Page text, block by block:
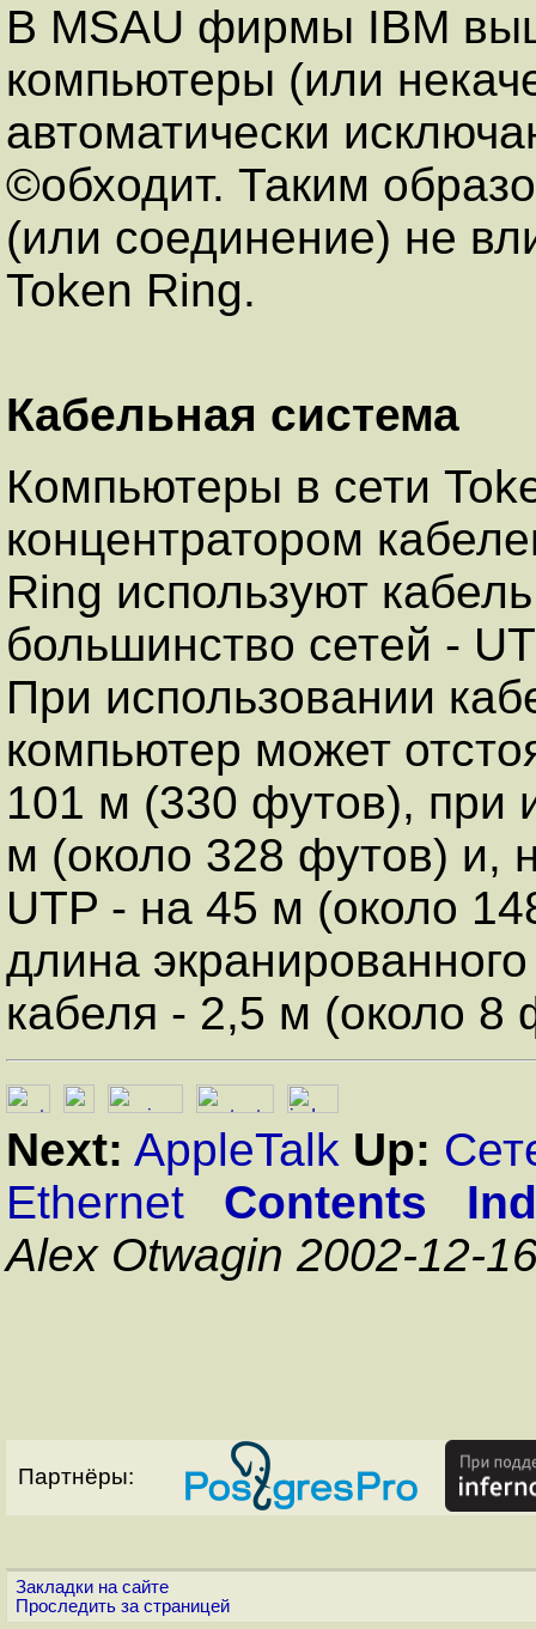
В MSAU фирмы IBM
компьютеры (или
автоматически
©обходит. Таким
(или соединение) не
Token Ring.
Кабельная система
Компьютеры в сети
концентратором
Ring используют
большинство сетей -
При использовании
компьютер может
101 м (330 футов), при
м (около 328 футов) и,
UTP - на 45 м (около
длина
кабеля - 2,5 м (около 8
Next: AppleTalk Up:
Ethernet
Contents
Alex Otwagin 2002-12-
Партнёры:
Закладки на сайте
Проследить за страницей